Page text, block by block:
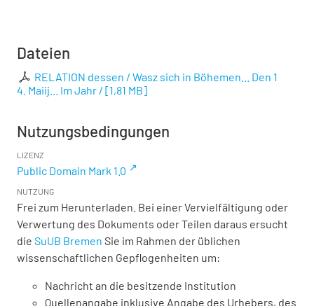
Dateien
RELATION dessen / Wasz sich in Böhemen... Den 1
4. Maiij... Im Jahr / [1,81 MB]
Nutzungsbedingungen
LIZENZ
Public Domain Mark 1.0
NUTZUNG
Frei zum Herunterladen. Bei einer Vervielfältigung oder
Verwertung des Dokuments oder Teilen daraus ersucht
die SuUB Bremen Sie im Rahmen der üblichen
wissenschaftlichen Gepflogenheiten um:
Nachricht an die besitzende Institution
Quellenangabe inklusive Angabe des Urhebers, des